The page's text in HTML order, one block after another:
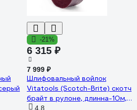
-21%
6 315 ₽
7 999 ₽
Шлифовальный войлок
Vitatools (Scotch-Brite) скотч
брайт в рулоне, длинна-10м,
красный SB-Rulon-Red
4.8